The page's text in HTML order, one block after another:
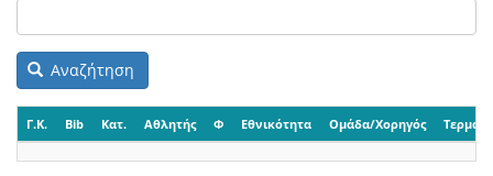
Αναζήτηση
Γ.Κ. Bib Κατ. Αθλητής Φ Εθνικότητα Ομάδα/Χορηγός